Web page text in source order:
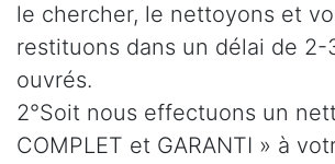
le chercher, le nettoyons et
restituons dans un délai de 2-
ouvrés.
2°Soit nous effectuons un
COMPLET et GARANTI » à